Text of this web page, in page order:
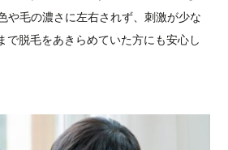
や毛の濃さに左右されず、刺激が少な
で脱毛をあきらめていた方にも安心し